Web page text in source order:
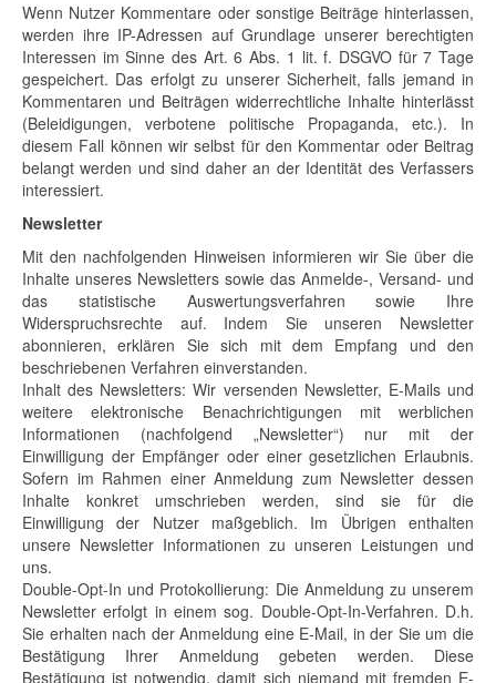
Wenn Nutzer Kommentare oder sonstige Beiträge hinterlassen,
werden ihre IP-Adressen auf Grundlage unserer berechtigten
Interessen im Sinne des Art. 6 Abs. 1 lit. f. DSGVO für 7 Tage
gespeichert. Das erfolgt zu unserer Sicherheit, falls jemand in
Kommentaren und Beiträgen widerrechtliche Inhalte hinterlässt
(Beleidigungen, verbotene politische Propaganda, etc.). In
diesem Fall können wir selbst für den Kommentar oder Beitrag
belangt werden und sind daher an der Identität des Verfassers
interessiert.
Newsletter
Mit den nachfolgenden Hinweisen informieren wir Sie über die
Inhalte unseres Newsletters sowie das Anmelde-, Versand- und
das statistische Auswertungsverfahren sowie Ihre
Widerspruchsrechte auf. Indem Sie unseren Newsletter
abonnieren, erklären Sie sich mit dem Empfang und den
beschriebenen Verfahren einverstanden.
Inhalt des Newsletters: Wir versenden Newsletter, E-Mails und
weitere elektronische Benachrichtigungen mit werblichen
Informationen (nachfolgend „Newsletter“) nur mit der
Einwilligung der Empfänger oder einer gesetzlichen Erlaubnis.
Sofern im Rahmen einer Anmeldung zum Newsletter dessen
Inhalte konkret umschrieben werden, sind sie für die
Einwilligung der Nutzer maßgeblich. Im Übrigen enthalten
unsere Newsletter Informationen zu unseren Leistungen und
uns.
Double-Opt-In und Protokollierung: Die Anmeldung zu unserem
Newsletter erfolgt in einem sog. Double-Opt-In-Verfahren. D.h.
Sie erhalten nach der Anmeldung eine E-Mail, in der Sie um die
Bestätigung Ihrer Anmeldung gebeten werden. Diese
Bestätigung ist notwendig, damit sich niemand mit fremden E-